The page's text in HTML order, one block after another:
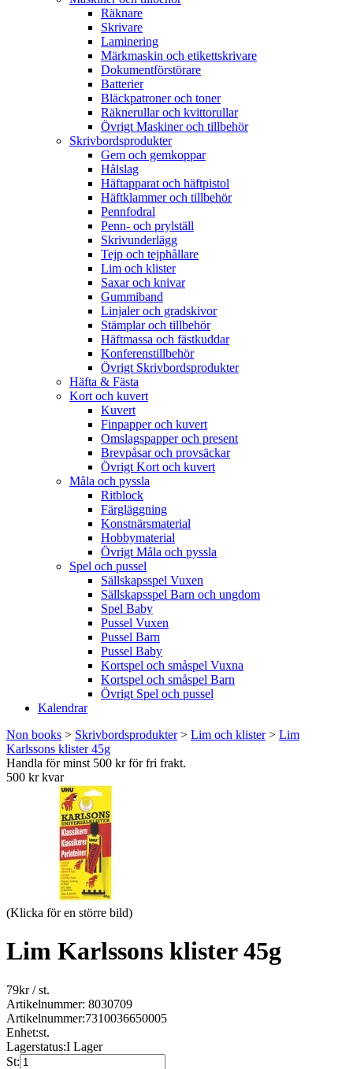
Räknare
Skrivare
Laminering
Märkmaskin och etikettskrivare
Dokumentförstörare
Batterier
Bläckpatroner och toner
Räknerullar och kvittorullar
Övrigt Maskiner och tillbehör
Skrivbordsprodukter
Gem och gemkoppar
Hålslag
Häftapparat och häftpistol
Häftklammer och tillbehör
Pennfodral
Penn- och prylställ
Skrivunderlägg
Tejp och tejphållare
Lim och klister
Saxar och knivar
Gummiband
Linjaler och gradskivor
Stämplar och tillbehör
Häftmassa och fästkuddar
Konferenstillbehör
Övrigt Skrivbordsprodukter
Häfta & Fästa
Kort och kuvert
Kuvert
Finpapper och kuvert
Omslagspapper och present
Brevpåsar och provsäckar
Övrigt Kort och kuvert
Måla och pyssla
Ritblock
Färgläggning
Konstnärsmaterial
Hobbymaterial
Övrigt Måla och pyssla
Spel och pussel
Sällskapsspel Vuxen
Sällskapsspel Barn och ungdom
Spel Baby
Pussel Vuxen
Pussel Barn
Pussel Baby
Kortspel och småspel Vuxna
Kortspel och småspel Barn
Övrigt Spel och pussel
Kalendrar
Non books > Skrivbordsprodukter> Lim och klister> Lim
Karlssons klister 45g
Handla för minst 500 kr för fri frakt.
500 kr kvar
(Klicka för en större bild)
Lim Karlssons klister 45g
79kr/ st.
Artikelnummer: 8030709
Artikelnummer:7310036650005
Enhet:st.
Lagerstatus:I Lager
St: